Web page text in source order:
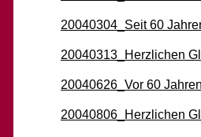
20040304_Seit 60
20040313_Herzlichen
20040626_Vor 60
20040806_Herzlichen